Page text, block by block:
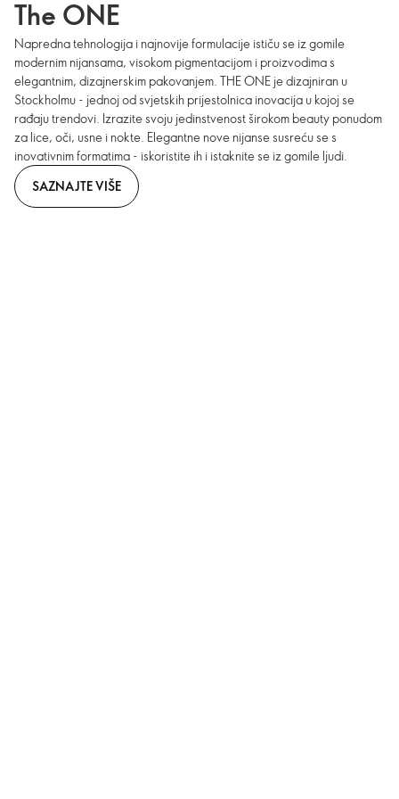
The ONE
Napredna tehnologija i najnovije formulacije ističu se iz gomile
modernim nijansama, visokom pigmentacijom i proizvodima s
elegantnim, dizajnerskim pakovanjem. THE ONE je dizajniran u
Stockholmu - jednoj od svjetskih prijestolnica inovacija u kojoj se
rađaju trendovi. Izrazite svoju jedinstvenost širokom beauty ponudom
za lice, oči, usne i nokte. Elegantne nove nijanse susreću se s
inovativnim formatima - iskoristite ih i istaknite se iz gomile ljudi.
SAZNAJTE VIŠE